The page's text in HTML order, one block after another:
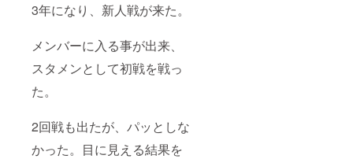
3年になり、新人戦が来た。
メンバーに入る事が出来、
スタメンとして初戦を戦っ
た。
2回戦も出たが、パッとしな
かった。目に見える結果を